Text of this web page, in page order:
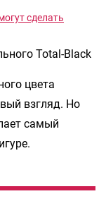
сделать
цвета
взгляд. Но
самый